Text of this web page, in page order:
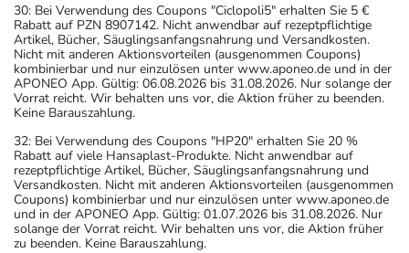
30: Bei Verwendung des Coupons "Ciclopoli5" erhalten Sie 5 €
Rabatt auf PZN 8907142. Nicht anwendbar auf rezeptpflichtige
Artikel, Bücher, Säuglingsanfangsnahrung und Versandkosten.
Nicht mit anderen Aktionsvorteilen (ausgenommen Coupons)
kombinierbar und nur einzulösen unter www.aponeo.de und in der
APONEO App. Gültig: 06.08.2026 bis 31.08.2026. Nur solange der
Vorrat reicht. Wir behalten uns vor, die Aktion früher zu beenden.
Keine Barauszahlung.
32: Bei Verwendung des Coupons "HP20" erhalten Sie 20 %
Rabatt auf viele Hansaplast-Produkte. Nicht anwendbar auf
rezeptpflichtige Artikel, Bücher, Säuglingsanfangsnahrung und
Versandkosten. Nicht mit anderen Aktionsvorteilen (ausgenommen
Coupons) kombinierbar und nur einzulösen unter www.aponeo.de
und in der APONEO App. Gültig: 01.07.2026 bis 31.08.2026. Nur
solange der Vorrat reicht. Wir behalten uns vor, die Aktion früher
zu beenden. Keine Barauszahlung.